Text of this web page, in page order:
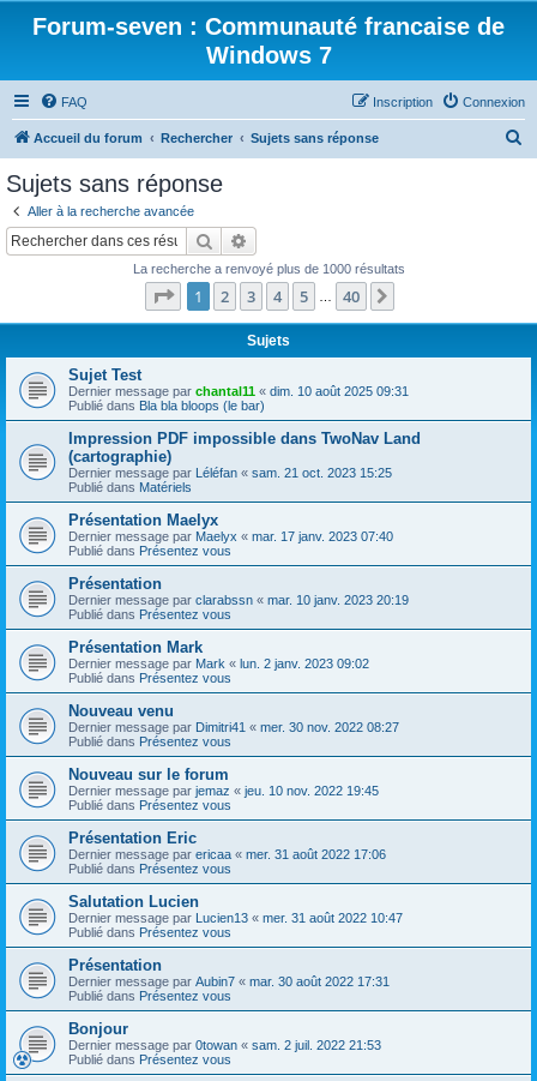
Forum-seven : Communauté francaise de
Windows 7
FAQ Connexion
Inscription
Accueil du forum Rechercher Sujets sans réponse
Sujets sans réponse
Aller à la recherche avancée
Rechercher
La recherche a renvoyé plus de 1000 résultats
Page 1sur40
1 2 3 4 5 40
Sujets
Sujet Test
Dernier message par chantal11 « dim. 10 août 2025 09:31
Publié dans Bla bla bloops (le bar)
Impression PDF impossible dans TwoNav Land
(cartographie)
Dernier message par Léléfan « sam. 21 oct. 2023 15:25
Publié dans Matériels
Présentation Maelyx
Dernier message par Maelyx « mar. 17 janv. 2023 07:40
Publié dans Présentez vous
Présentation
Dernier message par clarabssn « mar. 10 janv. 2023 20:19
Publié dans Présentez vous
Présentation Mark
Dernier message par Mark « lun. 2 janv. 2023 09:02
Publié dans Présentez vous
Nouveau venu
Dernier message par Dimitri41 « mer. 30 nov. 2022 08:27
Publié dans Présentez vous
Nouveau sur le forum
Dernier message par jemaz « jeu. 10 nov. 2022 19:45
Publié dans Présentez vous
Présentation Eric
Dernier message par ericaa « mer. 31 août 2022 17:06
Publié dans Présentez vous
Salutation Lucien
Dernier message par Lucien13 « mer. 31 août 2022 10:47
Publié dans Présentez vous
Présentation
Dernier message par Aubin7 « mar. 30 août 2022 17:31
Publié dans Présentez vous
Bonjour
Dernier message par 0towan « sam. 2 juil. 2022 21:53
Publié dans Présentez vous